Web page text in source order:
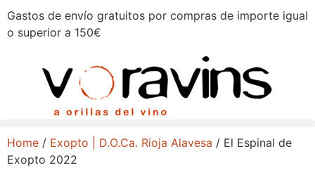
Gastos de envío gratuitos por compras de importe igual
o superior a 150€
Home / Exopto | D.O.Ca. Rioja Alavesa / El Espinal de
Exopto 2022